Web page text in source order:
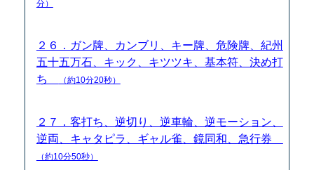
分）
２６．ガン牌、カンブリ、キー牌、危険牌、紀州
五十五万石、キック、キツツキ、基本符、決め打
ち
（約10分20秒）
２７．客打ち、逆切り、逆車輪、逆モーション、
逆両、キャタピラ、ギャル雀、鏡同和、急行券
（約10分50秒）